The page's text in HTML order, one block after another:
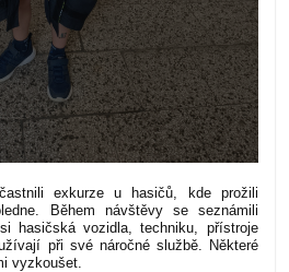
exkurze u hasičů, kde prožili
Během návštěvy se seznámili
hasičská vozidla, techniku, přístroje
při své náročné službě. Některé
vyzkoušet.